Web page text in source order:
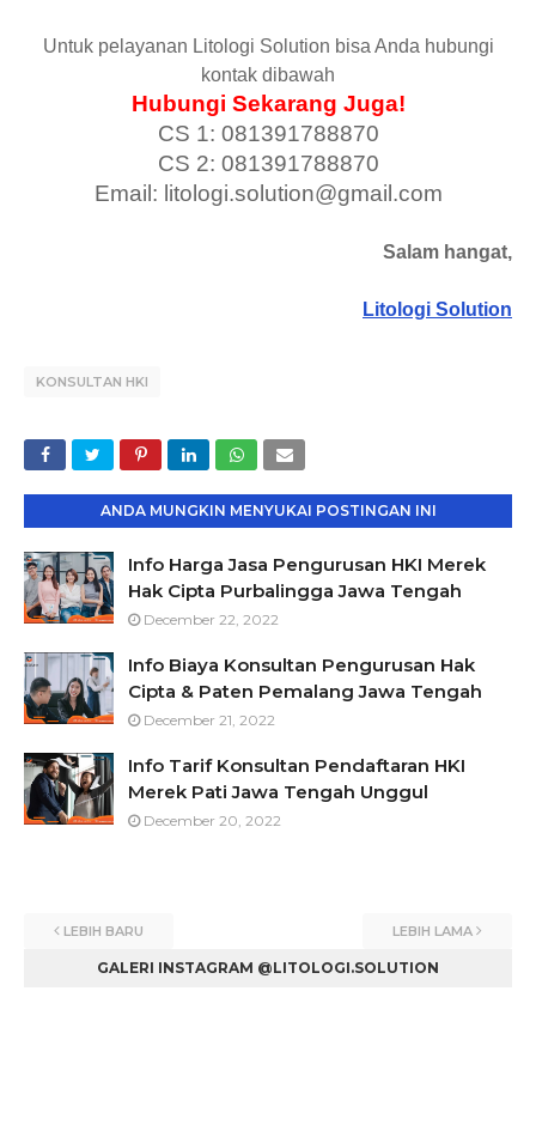
Untuk pelayanan Litologi Solution bisa Anda hubungi
kontak dibawah
Hubungi Sekarang Juga!
CS 1: 081391788870
CS 2: 081391788870
Email: litologi.solution@gmail.com
Salam hangat,
Litologi Solution
KONSULTAN HKI
ANDA MUNGKIN MENYUKAI POSTINGAN INI
Info Harga Jasa Pengurusan HKI Merek
Hak Cipta Purbalingga Jawa Tengah
December 22, 2022
Info Biaya Konsultan Pengurusan Hak
Cipta & Paten Pemalang Jawa Tengah
December 21, 2022
Info Tarif Konsultan Pendaftaran HKI
Merek Pati Jawa Tengah Unggul
December 20, 2022
LEBIH BARU LEBIH LAMA
GALERI INSTAGRAM @LITOLOGI.SOLUTION